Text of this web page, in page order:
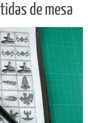
de mesa